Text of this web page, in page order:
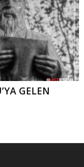
GELEN